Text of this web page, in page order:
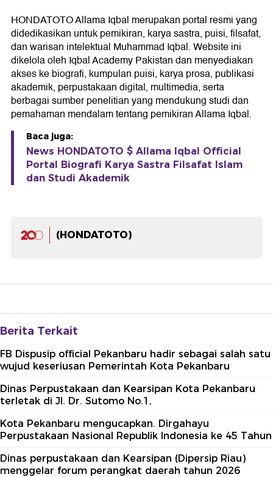
HONDATOTO Allama Iqbal merupakan portal resmi yang
didedikasikan untuk pemikiran, karya sastra, puisi, filsafat,
dan warisan intelektual Muhammad Iqbal. Website ini
dikelola oleh Iqbal Academy Pakistan dan menyediakan
akses ke biografi, kumpulan puisi, karya prosa, publikasi
akademik, perpustakaan digital, multimedia, serta
berbagai sumber penelitian yang mendukung studi dan
pemahaman mendalam tentang pemikiran Allama Iqbal.
Baca juga:
News HONDATOTO $ Allama Iqbal Official
Portal Biografi Karya Sastra Filsafat Islam
dan Studi Akademik
(HONDATOTO)
Berita Terkait
FB Dispusip official Pekanbaru hadir sebagai salah satu
wujud keseriusan Pemerintah Kota Pekanbaru
Dinas Perpustakaan dan Kearsipan Kota Pekanbaru
terletak di Jl. Dr. Sutomo No.1,
Kota Pekanbaru mengucapkan. Dirgahayu
Perpustakaan Nasional Republik Indonesia ke 45 Tahun
Dinas perpustakaan dan Kearsipan (Dipersip Riau)
menggelar forum perangkat daerah tahun 2026